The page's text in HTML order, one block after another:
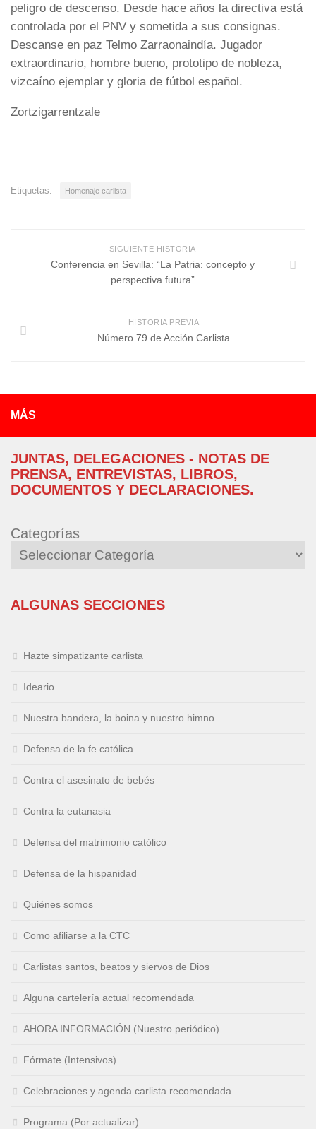
peligro de descenso. Desde hace años la directiva está
controlada por el PNV y sometida a sus consignas.
Descanse en paz Telmo Zarraonaindía. Jugador
extraordinario, hombre bueno, prototipo de nobleza,
vizcaíno ejemplar y gloria de fútbol español.
Zortzigarrentzale
Etiquetas: Homenaje carlista
SIGUIENTE HISTORIA
Conferencia en Sevilla: “La Patria: concepto y
perspectiva futura”
HISTORIA PREVIA
Número 79 de Acción Carlista
MÁS
JUNTAS, DELEGACIONES - NOTAS DE
PRENSA, ENTREVISTAS, LIBROS,
DOCUMENTOS Y DECLARACIONES.
Categorías
ALGUNAS SECCIONES
Hazte simpatizante carlista
Ideario
Nuestra bandera, la boina y nuestro himno.
Defensa de la fe católica
Contra el asesinato de bebés
Contra la eutanasia
Defensa del matrimonio católico
Defensa de la hispanidad
Quiénes somos
Como afiliarse a la CTC
Carlistas santos, beatos y siervos de Dios
Alguna cartelería actual recomendada
AHORA INFORMACIÓN (Nuestro periódico)
Fórmate (Intensivos)
Celebraciones y agenda carlista recomendada
Programa (Por actualizar)